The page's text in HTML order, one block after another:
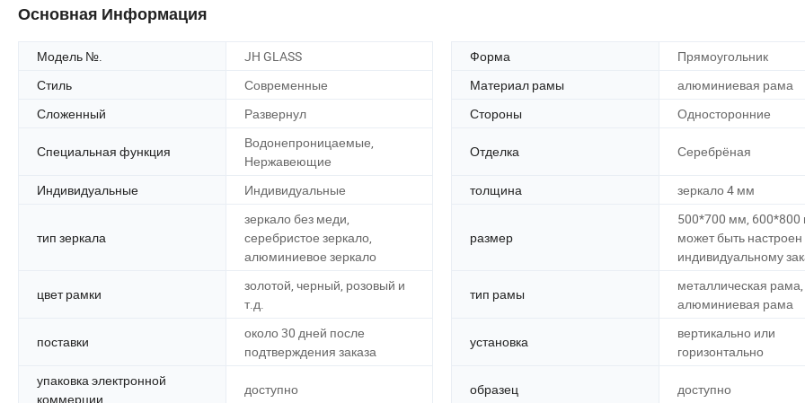
Основная Информация
Модель №. JH GLASS Форма
Прямоугольник
Стиль
Современные Материал рамы
алюминиевая рама
Сложенный
Развернул Стороны Односторонние
Специальная функция
Водонепроницаемые,
Нержавеющие
Отделка Серебрёная
Индивидуальные Индивидуальные толщина зеркало 4 мм
тип зеркала
зеркало без меди,
серебристое зеркало,
алюминиевое зеркало
размер
500*700 мм, 600*800
может быть
индивидуальному
цвет рамки
золотой, черный, розовый и
т.д.
тип рамы
металлическая рама,
алюминиевая рама
поставки
около 30 дней после
подтверждения заказа
установка
вертикально или
горизонтально
упаковка электронной
коммерции
доступно образец доступно